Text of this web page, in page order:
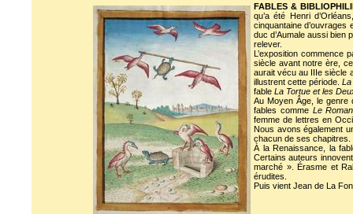
FABLES &
qu’a été Henri
cinquantaine
duc d’Aumale aussi bien
relever.
L’exposition commence
siècle avant notre ère,
aurait vécu au IIIe siècle
illustrent cette période.La
fable La Tortue et les
Au Moyen Âge, le genre
fables comme Le
femme de lettres en
Nous avons également
chacun de ses chapitres.
À la Renaissance, la
Certains auteurs
marché ». Érasme et
érudites.
Puis vient Jean de La